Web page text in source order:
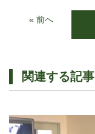
« 前へ
関連する記事